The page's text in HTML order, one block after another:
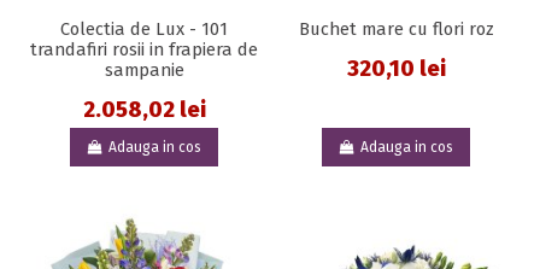
Colectia de Lux - 101
trandafiri rosii in frapiera de
sampanie
2.058,02 lei
Adauga in cos
Buchet mare cu flori roz
320,10 lei
Adauga in cos